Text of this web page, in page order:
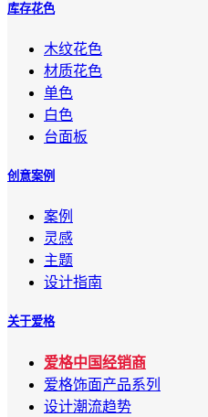
库存花色
木纹花色
材质花色
单色
白色
台面板
创意案例
案例
灵感
主题
设计指南
关于爱格
爱格中国经销商
爱格饰面产品系列
设计潮流趋势